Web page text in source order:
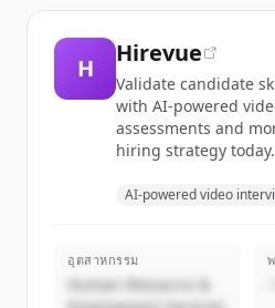
H
Hirevue
Validate candidate
with AI-powered
assessments and
hiring strategy today.
AI-powered video
อุตสาหกรรม
Human Resource &